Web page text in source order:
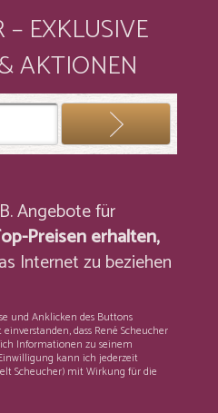
– EXKLUSIVE
AKTIONEN
Angebote für
Preisen erhalten,
Internet zu beziehen
und Anklicken des Buttons
dass René Scheucher
Informationen zu seinem
kann ich jederzeit
Scheucher) mit Wirkung für die